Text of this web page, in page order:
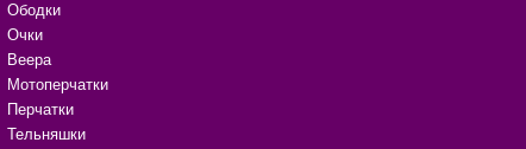
Ободки
Очки
Веера
Мотоперчатки
Перчатки
Тельняшки